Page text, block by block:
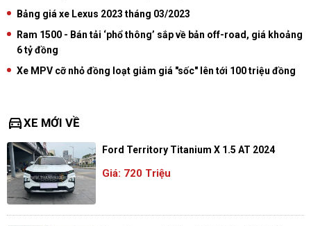
Bảng giá xe Lexus 2023 tháng 03/2023
Ram 1500 - Bán tải ‘phổ thông’ sắp về bản off-road, giá khoảng
6 tỷ đồng
Xe MPV cỡ nhỏ đồng loạt giảm giá "sốc" lên tới 100 triệu đồng
directions_carXE MỚI VỀ
Ford Territory Titanium X 1.5 AT 2024
Giá: 720 Triệu